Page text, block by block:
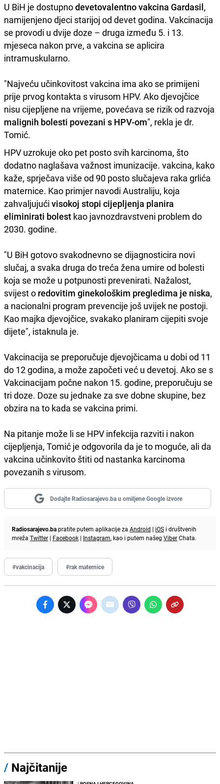
U BiH je dostupnodevetovalentno vakcina Gardasil,
namijenjeno djeci starijoj od devet godina. Vakcinacija
se provodi u dvije doze – druga između 5. i 13.
mjeseca nakon prve, a vakcina se aplicira
intramuskularno.
"Najveću učinkovitost vakcina ima ako se primijeni
prije prvog kontakta s virusom HPV. Ako djevojčice
nisu cijepljene na vrijeme, povećava se rizik od razvoja
malignih bolesti povezani s HPV-om", rekla je dr.
Tomić.
HPV uzrokuje oko pet posto svih karcinoma, što
dodatno naglašava važnost imunizacije. vakcina, kako
kaže, sprječava više od 90 posto slučajeva raka grlića
maternice. Kao primjer navodi Australiju, koja
zahvaljujući visokoj stopi cijepljenja planira
eliminirati bolest kao javnozdravstveni problem do
2030. godine.
"U BiH gotovo svakodnevno se dijagnosticira novi
slučaj, a svaka druga do treća žena umire od bolesti
koja se može u potpunosti prevenirati. Nažalost,
svijest o redovitim ginekološkim pregledima je niska,
a nacionalni program prevencije još uvijek ne postoji.
Kao majka djevojčice, svakako planiram cijepiti svoje
dijete", istaknula je.
Vakcinacija se preporučuje djevojčicama u dobi od 11
do 12 godina, a može započeti već u devetoj. Ako se s
Vakcinacijam počne nakon 15. godine, preporučuju se
tri doze. Doze su jednake za sve dobne skupine, bez
obzira na to kada se vakcina primi.
Na pitanje može li se HPV infekcija razviti i nakon
cijepljenja, Tomić je odgovorila da je to moguće, ali da
vakcina učinkovito štiti od nastanka karcinoma
povezanih s virusom.
Dodajte Radiosarajevo.ba u omiljene Google izvore
Radiosarajevo.bapratite putem aplikacije za Android | iOS i društvenih
mreža Twitter | Facebook | Instagram, kao i putem našeg ViberChata.
#vakcinacija #rak maternice
/ Najčitanije